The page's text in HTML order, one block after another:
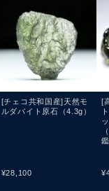
[チェコ共和国産]天然モ
ルダバイト原石（4.3g）
¥28,100
[
¥